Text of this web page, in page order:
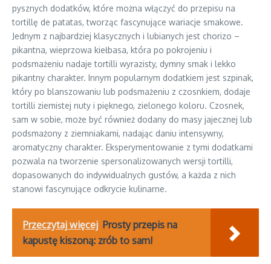
pysznych dodatków, które można włączyć do przepisu na
tortillę de patatas, tworząc fascynujące wariacje smakowe.
Jednym z najbardziej klasycznych i lubianych jest chorizo –
pikantna, wieprzowa kiełbasa, która po pokrojeniu i
podsmażeniu nadaje tortilli wyrazisty, dymny smak i lekko
pikantny charakter. Innym popularnym dodatkiem jest szpinak,
który po blanszowaniu lub podsmażeniu z czosnkiem, dodaje
tortilli ziemistej nuty i pięknego, zielonego koloru. Czosnek,
sam w sobie, może być również dodany do masy jajecznej lub
podsmażony z ziemniakami, nadając daniu intensywny,
aromatyczny charakter. Eksperymentowanie z tymi dodatkami
pozwala na tworzenie spersonalizowanych wersji tortilli,
dopasowanych do indywidualnych gustów, a każda z nich
stanowi fascynujące odkrycie kulinarne.
Przeczytaj więcej Prosty przepis na
kapustę kiszoną: zrób to sam!